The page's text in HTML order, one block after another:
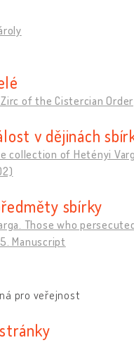
of the Cistercian Order
v dějinách
collection of Hetényi
sbírky
Those who
Manuscript
pro veřejnost